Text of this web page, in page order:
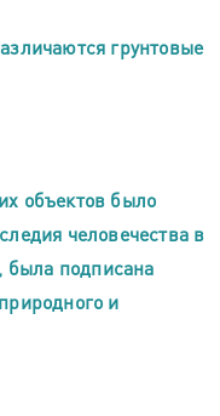
грунтовые
объектов было
человечества в
была подписана
и